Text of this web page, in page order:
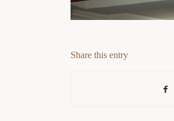
Share this entry